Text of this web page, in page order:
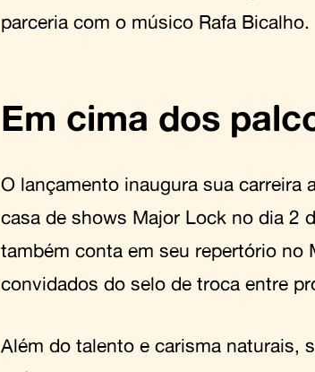
parceria com o músico Rafa Bicalho.
Em cima dos
O lançamento inaugura sua carreira
casa de shows Major Lock no dia 2
também conta em seu repertório no
convidados do selo de troca entre
Além do talento e carisma naturais,